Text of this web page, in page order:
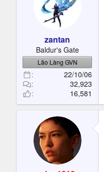
zantan
Baldur's Gate
Lão Làng GVN
22/10/06
32,923
16,581